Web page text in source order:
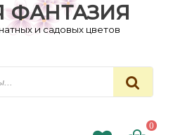
ФАНТАЗИЯ
и садовых цветов
0